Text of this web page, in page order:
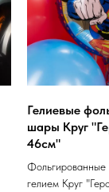
Гелиевые
шары Круг
46см"
гелием Круг